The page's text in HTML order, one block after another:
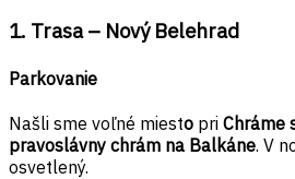
1. Trasa – Nový Belehrad
Parkovanie
Našli sme voľné miesto pri Chráme
pravoslávny chrám na Balkáne. V
osvetlený.